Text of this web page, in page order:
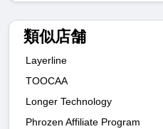
類似店舗
Layerline
TOOCAA
Longer Technology
Phrozen Affiliate Program